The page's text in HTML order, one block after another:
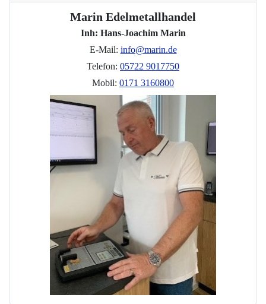
Marin Edelmetallhandel
Inh: Hans-Joachim Marin
E-Mail: info@marin.de
Telefon: 05722 9017750
Mobil: 0171 3160800